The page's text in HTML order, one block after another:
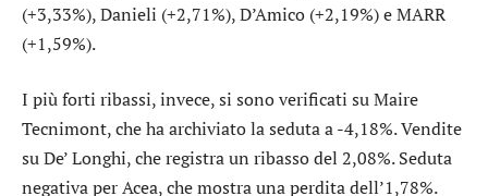
(+3,33%),Danieli (+2,71%),D’Amico (+2,19%) eMARR
(+1,59%).
I più forti ribassi, invece, si sono verificati suMaire
Tecnimont, che ha archiviato la seduta a -4,18%. Vendite
suDe’ Longhi, che registra un ribasso del 2,08%. Seduta
negativa perAcea, che mostra una perdita dell’1,78%.